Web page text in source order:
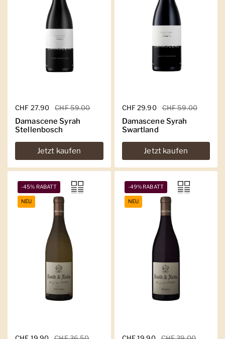
Regulärer Preis
CHF 27.90 Sale-Preis
CHF 59.00
Damascene Syrah
Stellenbosch
Jetzt kaufen
Regulärer Preis
CHF 29.90 Sale-Preis
CHF 59.00
Damascene Syrah
Swartland
Jetzt kaufen
-45% RABATT
NEU
-49% RABATT
NEU